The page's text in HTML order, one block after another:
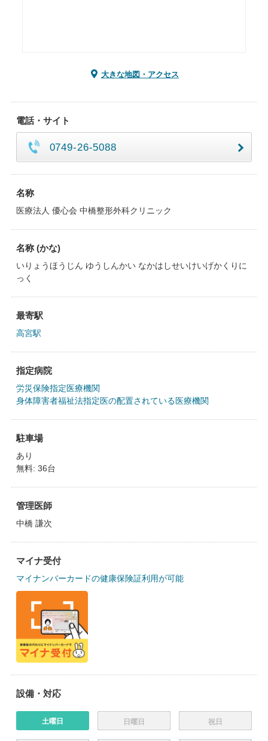
大きな地図・アクセス
電話・サイト
0749-26-5088
名称
医療法人 優心会 中橋整形外科クリニック
名称 (かな)
いりょうほうじん ゆうしんかい なかはしせいけいげかくりに
っく
最寄駅
高宮駅
指定病院
労災保険指定医療機関
身体障害者福祉法指定医の配置されている医療機関
駐車場
あり
無料: 36台
管理医師
中橋 謙次
マイナ受付
マイナンバーカードの健康保険証利用が可能
設備・対応
土曜日 日曜日 祝日